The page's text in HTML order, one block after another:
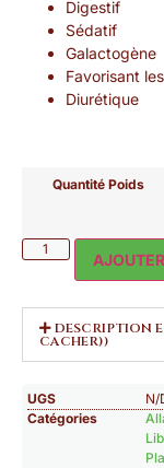
Digestif
Sédatif
Galactogène
Favorisant
Diurétique
Quantité Poids
DESCRIPTION
CACHER))
UGS
N/
Catégories